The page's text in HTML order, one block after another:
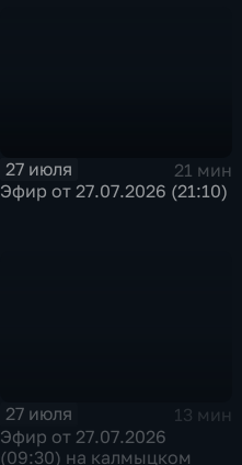
27 июля
21 мин
Эфир от 27.07.2026 (21:10)
27 июля
13 мин
Эфир от 27.07.2026
(09:30) на калмыцком